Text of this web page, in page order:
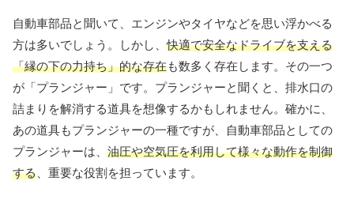
自動車部品と聞いて、エンジンやタイヤなどを思い浮かべる
方は多いでしょう。しかし、快適で安全なドライブを支える
「縁の下の力持ち」的な存在も数多く存在します。その一つ
が「プランジャー」です。プランジャーと聞くと、排水口の
詰まりを解消する道具を想像するかもしれません。確かに、
あの道具もプランジャーの一種ですが、自動車部品としての
プランジャーは、 油圧や空気圧を利用して様々な動作を制御
する 、重要な役割を担っています。